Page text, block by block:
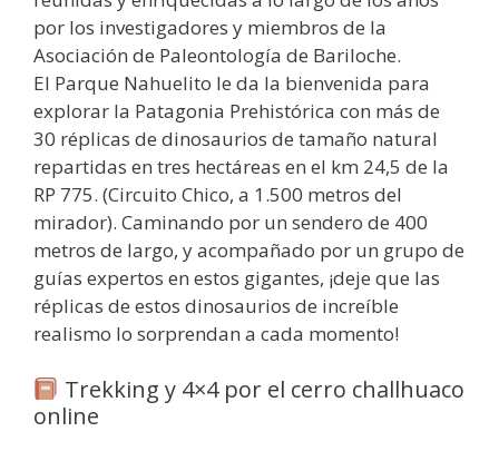
por los investigadores y miembros de la
Asociación de Paleontología de Bariloche.
El Parque Nahuelito le da la bienvenida para
explorar la Patagonia Prehistórica con más de
30 réplicas de dinosaurios de tamaño natural
repartidas en tres hectáreas en el km 24,5 de la
RP 775. (Circuito Chico, a 1.500 metros del
mirador). Caminando por un sendero de 400
metros de largo, y acompañado por un grupo de
guías expertos en estos gigantes, ¡deje que las
réplicas de estos dinosaurios de increíble
realismo lo sorprendan a cada momento!
Trekking y 4×4 por el cerro challhuaco
online